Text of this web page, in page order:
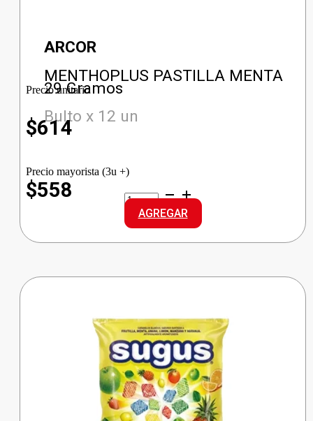
ARCOR
MENTHOPLUS PASTILLA MENTA
29 Gramos
Bulto x 12 un
Precio unitario
$614
Precio mayorista (3u +)
$558
MENTHOPLUS
PASTILLA
MENTA
cantidad
AGREGAR